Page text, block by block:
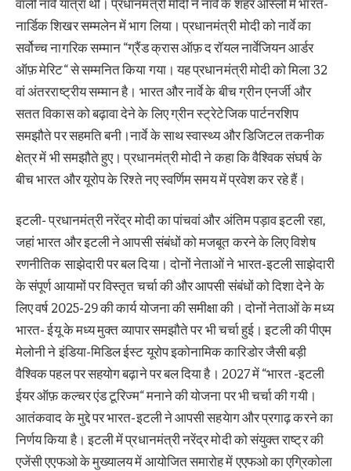
वाली नार्वे यात्रा थी। प्रधानमंत्री मोदी ने नार्वे के शहर ओस्लो में भारत-
नार्डिक शिखर सम्मलेन में भाग लिया। प्रधानमंत्री मोदी को नार्वे का
सर्वोच्च नागरिक सम्मान “ग्रैंड क्रास ऑफ़ द रॉयल नार्वेजियन आर्डर
ऑफ़ मेरिट“ से सम्मनित किया गया। यह प्रधानमंत्री मोदी को मिला 32
वां अंतरराष्ट्रीय सम्मान है। भारत और नार्वे के बीच ग्रीन एनर्जी और
सतत विकास को बढ़ावा देने के लिए ग्रीन स्ट्रेटेजिक पार्टनरशिप
समझौते पर सहमति बनी।नार्वे के साथ स्वास्थ्य और डिजिटल तकनीक
क्षेत्र में भी समझौते हुए। प्रधानमंत्री मोदी ने कहा कि वैश्विक संघर्ष के
बीच भारत और यूरोप के रिश्ते नए स्वर्णिम समय में प्रवेश कर रहे हैं।
इटली- प्रधानमंत्री नरेंद्र मोदी का पांचवां और अंतिम पड़ाव इटली रहा,
जहां भारत और इटली ने आपसी संबंधों को मजबूत करने के लिए विशेष
रणनीतिक साझेदारी पर बल दिया। दोनों नेताओं ने भारत-इटली साझेदारी
के संपूर्ण आयामों पर विस्तृत चर्चा की और आपसी संबंधों को दिशा देने के
लिए वर्ष 2025-29 की कार्य योजना की समीक्षा की। दोनों नेताओं के मध्य
भारत- ईयू के मध्य मुक्त व्यापार समझौते पर भी चर्चा हुई। इटली की पीएम
मेलोनी ने इंडिया-मिडिल ईस्ट यूरोप इकोनामिक कारिडोर जैसी बड़ी
वैश्विक पहल पर सहयोग बढ़ाने पर बल दिया है। 2027 में “भारत -इटली
ईयर ऑफ़ कल्चर एंड टूरिज्म“ मनाने की योजना पर भी चर्चा की गयी।
आतंकवाद के मुद्दे पर भारत-इटली ने आपसी सहयेाग और प्रगाढ़ करने का
निर्णय किया है। इटली में प्रधानमंत्री नरेंद्र मोदी को संयुक्त राष्ट्र की
एजेंसी एएफओ के मुख्यालय में आयोजित समारोह में एएफओ का एग्रिकोला